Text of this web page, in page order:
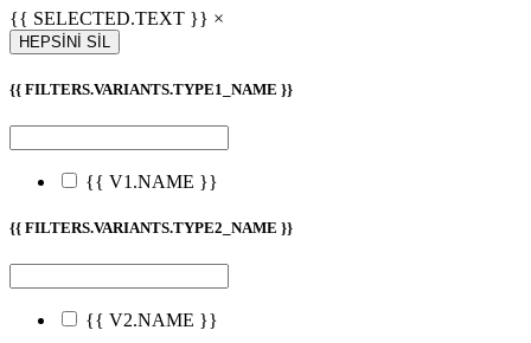
{{ SELECTED.TEXT }} ×
HEPSİNİ SİL
{{ FILTERS.VARIANTS.TYPE1_NAME }}
{{ V1.NAME }}
{{ FILTERS.VARIANTS.TYPE2_NAME }}
{{ V2.NAME }}